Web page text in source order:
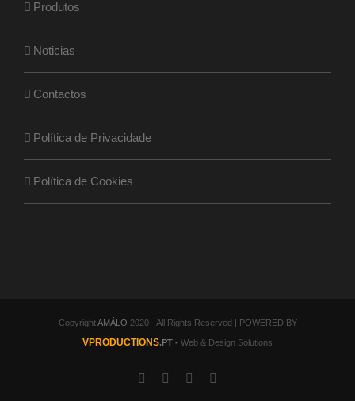
Produtos
Noticias
Contactos
Política de Privacidade
Política de Cookies
CopyrightAMÁLO 2020 - All Rights Reserved | POWERED BY
VPRODUCTIONS.PT - Web & Design Solutions
Facebook
TwitterYouTube